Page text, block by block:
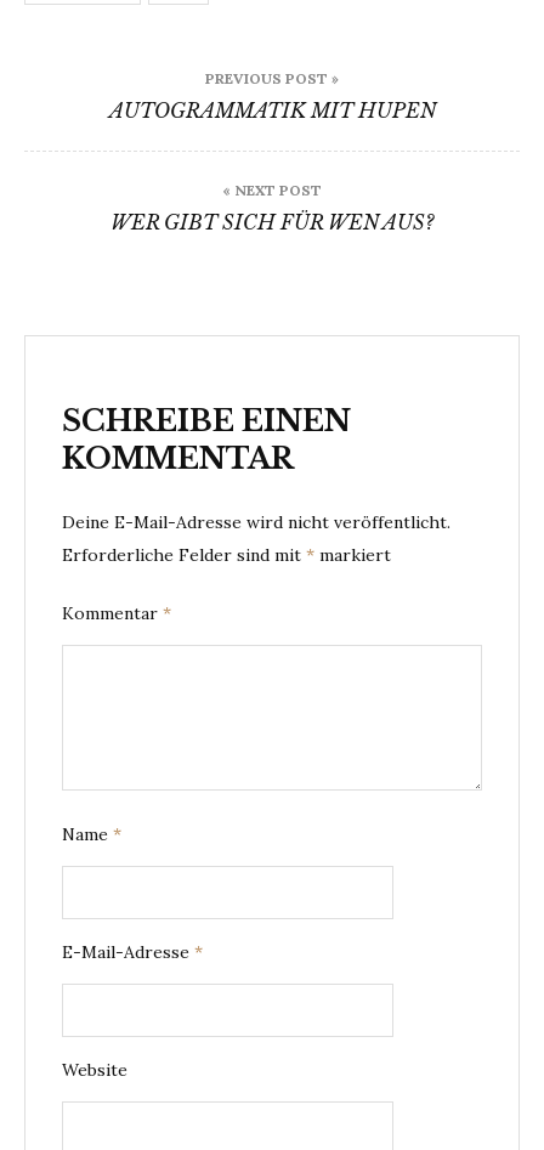
PREVIOUS POST »
AUTOGRAMMATIK MIT HUPEN
« NEXT POST
WER GIBT SICH FÜR WEN AUS?
SCHREIBE EINEN
KOMMENTAR
Deine E-Mail-Adresse wird nicht veröffentlicht.
Erforderliche Felder sind mit * markiert
Kommentar *
Name *
E-Mail-Adresse *
Website